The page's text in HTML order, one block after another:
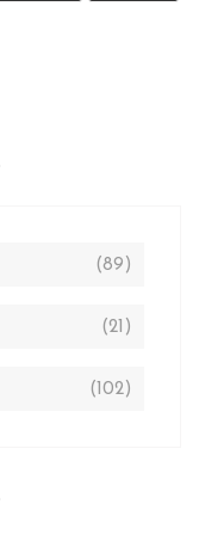
(89)
(21)
(102)